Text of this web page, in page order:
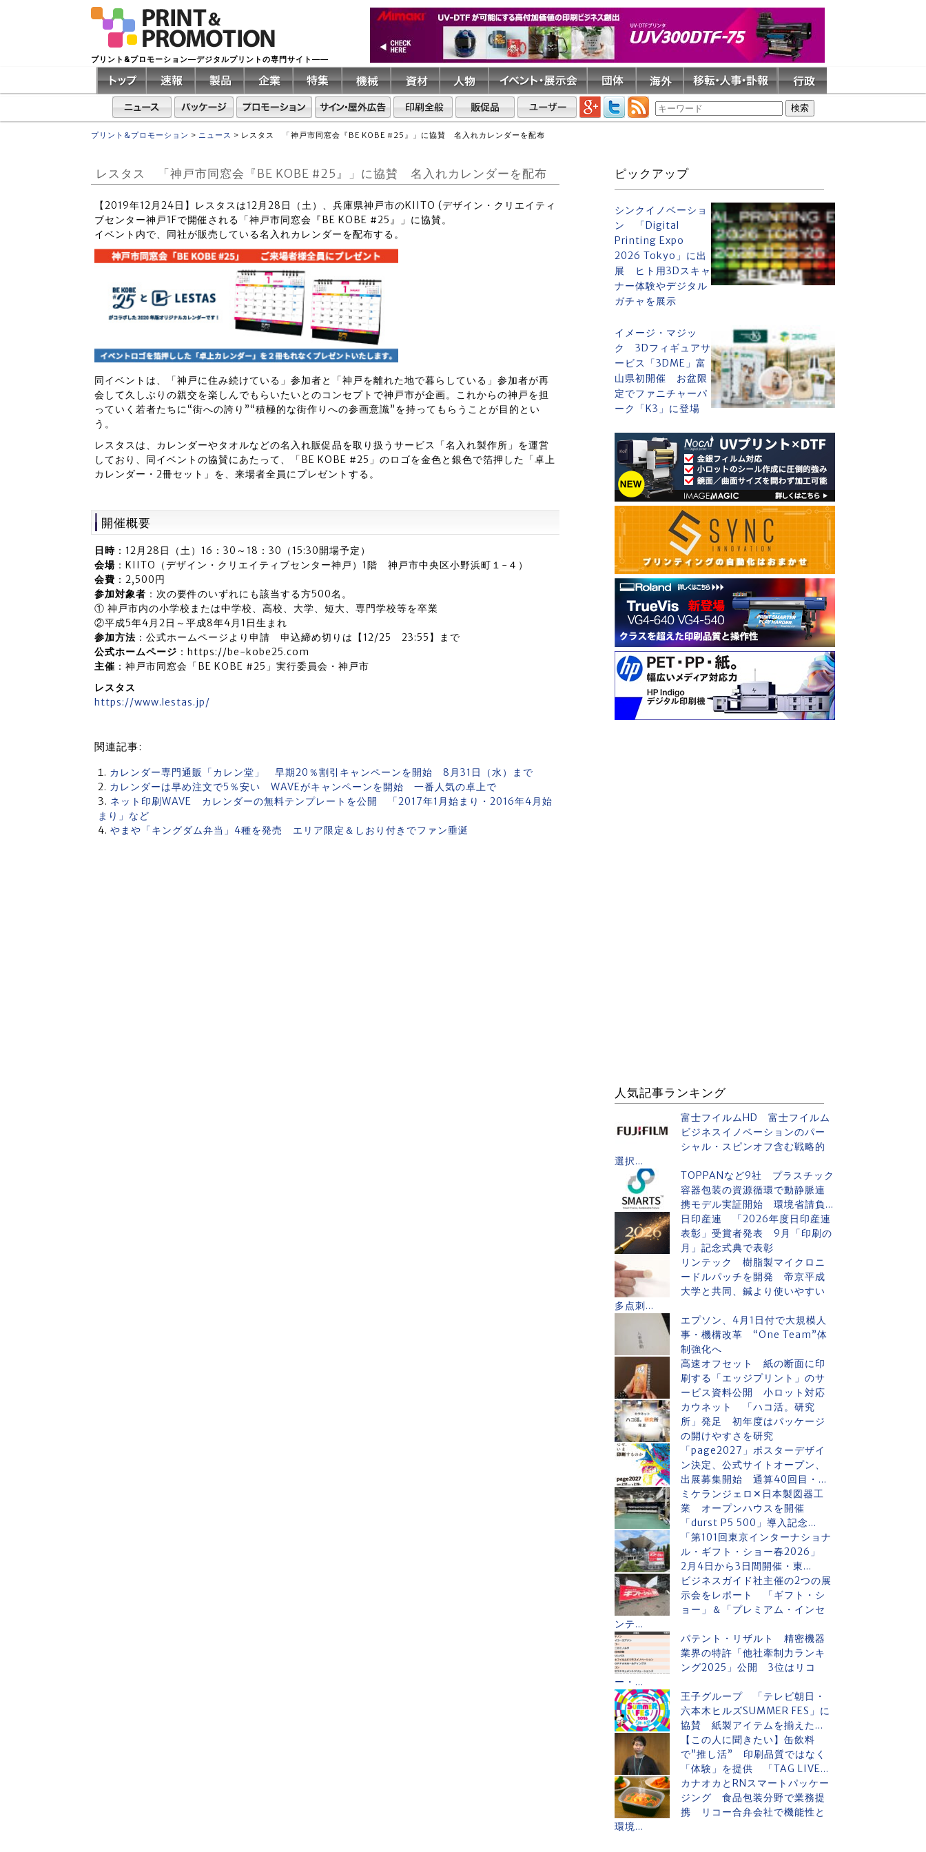
プリント&プロモーション―デジタルプリントの専門サイト――
プリント&プロモーション > ニュース > レスタス 「神戸市同窓会『BE KOBE #25』」に協賛 名入れカレンダーを配布
レスタス 「神戸市同窓会『BE KOBE #25』」に協賛 名入れカレンダーを配布
【2019年12月24日】レスタスは12月28日（土）、兵庫県神戸市のKIITO (デザイン・クリエイティ
ブセンター神戸1Fで開催される「神戸市同窓会『BE KOBE #25』」に協賛。
イベント内で、同社が販売している名入れカレンダーを配布する。
同イベントは、「神戸に住み続けている」参加者と「神戸を離れた地で暮らしている」参加者が再
会して久しぶりの親交を楽しんでもらいたいとのコンセプトで神戸市が企画。これからの神戸を担
っていく若者たちに“街への誇り”“積極的な街作りへの参画意識”を持ってもらうことが目的とい
う。
レスタスは、カレンダーやタオルなどの名入れ販促品を取り扱うサービス「名入れ製作所」を運営
しており、同イベントの協賛にあたって、「BE KOBE #25」のロゴを金色と銀色で箔押した「卓上
カレンダー・2冊セット」を、来場者全員にプレゼントする。
開催概要
日時 ：12月28日（土）16：30～18：30（15:30開場予定）
会場 ：KIITO（デザイン・クリエイティブセンター神戸）1階 神戸市中央区小野浜町１-４）
会費 ：2,500円
参加対象者 ：次の要件のいずれにも該当する方500名。
① 神戸市内の小学校または中学校、高校、大学、短大、専門学校等を卒業
②平成5年4月2日～平成8年4月1日生まれ
参加方法 ：公式ホームページより申請 申込締め切りは【12/25 23:55】まで
公式ホームページ ：https://be-kobe25.com
主催 ：神戸市同窓会「BE KOBE #25」実行委員会・神戸市
レスタス
https://www.lestas.jp/
関連記事:
カレンダー専門通販「カレン堂」 早期20％割引キャンペーンを開始 8月31日（水）まで
カレンダーは早め注文で5％安い WAVEがキャンペーンを開始 一番人気の卓上で
ネット印刷WAVE カレンダーの無料テンプレートを公開 「2017年1月始まり・2016年4月始
まり」など
やまや「キングダム弁当」4種を発売 エリア限定＆しおり付きでファン垂涎
ピックアップ
シンクイノベーショ
ン 「Digital
Printing Expo
2026 Tokyo」に出
展 ヒト用3Dスキャ
ナー体験やデジタル
ガチャを展示
イメージ・マジッ
ク 3Dフィギュアサ
ービス「3DME」富
山県初開催 お盆限
定でファニチャーパ
ーク「K3」に登場
人気記事ランキング
富士フイルムHD 富士フイルム
ビジネスイノベーションのパー
シャル・スピンオフ含む戦略的
選択...
TOPPANなど9社 プラスチック
容器包装の資源循環で動静脈連
携モデル実証開始 環境省請負...
日印産連 「2026年度日印産連
表彰」受賞者発表 9月「印刷の
月」記念式典で表彰
リンテック 樹脂製マイクロニ
ードルパッチを開発 帝京平成
大学と共同、鍼より使いやすい
多点刺...
エプソン、4月1日付で大規模人
事・機構改革 “One Team”体
制強化へ
高速オフセット 紙の断面に印
刷する「エッジプリント」のサ
ービス資料公開 小ロット対応
カウネット 「ハコ活。研究
所」発足 初年度はパッケージ
の開けやすさを研究
「page2027」ポスターデザイ
ン決定、公式サイトオープン、
出展募集開始 通算40回目・...
ミケランジェロ✕日本製図器工
業 オープンハウスを開催
「durst P5 500」導入記念...
「第101回東京インターナショナ
ル・ギフト・ショー春2026」
2月4日から3日間開催・東...
ビジネスガイド社主催の2つの展
示会をレポート 「ギフト・シ
ョー」＆「プレミアム・インセ
ンテ...
パテント・リザルト 精密機器
業界の特許「他社牽制力ランキ
ング2025」公開 3位はリコ
ー・...
王子グループ 「テレビ朝日・
六本木ヒルズSUMMER FES」に
協賛 紙製アイテムを揃えた...
【この人に聞きたい】缶飲料
で”推し活” 印刷品質ではなく
「体験」を提供 「TAG LIVE...
カナオカとRNスマートパッケー
ジング 食品包装分野で業務提
携 リコー合弁会社で機能性と
環境...